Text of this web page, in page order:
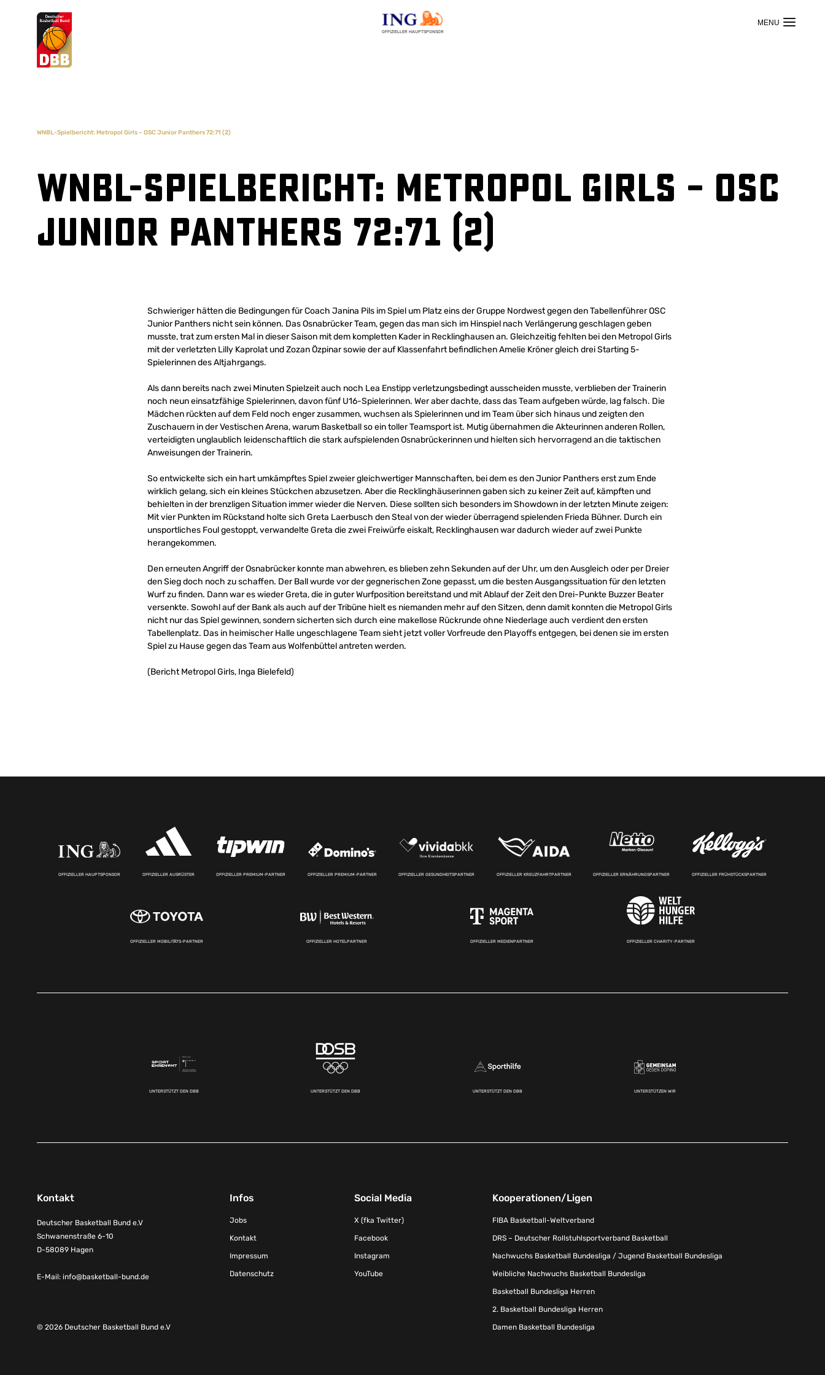
OFFIZIELLER HAUPTSPONSOR
Suchvorschläge
WNBL-Spielbericht: Metropol Girls – OSC Junior Panthers 72:71 (2)
WNBL-Spielbericht: Metropol Girls – OSC
Junior Panthers 72:71 (2)
Schwieriger hätten die Bedingungen für Coach Janina Pils im Spiel um Platz eins der Gruppe Nordwest gegen den Tabellenführer OSC
Junior Panthers nicht sein können. Das Osnabrücker Team, gegen das man sich im Hinspiel nach Verlängerung geschlagen geben
musste, trat zum ersten Mal in dieser Saison mit dem kompletten Kader in Recklinghausen an. Gleichzeitig fehlten bei den Metropol Girls
mit der verletzten Lilly Kaprolat und Zozan Özpinar sowie der auf Klassenfahrt befindlichen Amelie Kröner gleich drei Starting 5-
Spielerinnen des Altjahrgangs.
Als dann bereits nach zwei Minuten Spielzeit auch noch Lea Enstipp verletzungsbedingt ausscheiden musste, verblieben der Trainerin
noch neun einsatzfähige Spielerinnen, davon fünf U16-Spielerinnen. Wer aber dachte, dass das Team aufgeben würde, lag falsch. Die
Mädchen rückten auf dem Feld noch enger zusammen, wuchsen als Spielerinnen und im Team über sich hinaus und zeigten den
Zuschauern in der Vestischen Arena, warum Basketball so ein toller Teamsport ist. Mutig übernahmen die Akteurinnen anderen Rollen,
verteidigten unglaublich leidenschaftlich die stark aufspielenden Osnabrückerinnen und hielten sich hervorragend an die taktischen
Anweisungen der Trainerin.
So entwickelte sich ein hart umkämpftes Spiel zweier gleichwertiger Mannschaften, bei dem es den Junior Panthers erst zum Ende
wirklich gelang, sich ein kleines Stückchen abzusetzen. Aber die Recklinghäuserinnen gaben sich zu keiner Zeit auf, kämpften und
behielten in der brenzligen Situation immer wieder die Nerven. Diese sollten sich besonders im Showdown in der letzten Minute zeigen:
Mit vier Punkten im Rückstand holte sich Greta Laerbusch den Steal von der wieder überragend spielenden Frieda Bühner. Durch ein
unsportliches Foul gestoppt, verwandelte Greta die zwei Freiwürfe eiskalt, Recklinghausen war dadurch wieder auf zwei Punkte
herangekommen.
Den erneuten Angriff der Osnabrücker konnte man abwehren, es blieben zehn Sekunden auf der Uhr, um den Ausgleich oder per Dreier
den Sieg doch noch zu schaffen. Der Ball wurde vor der gegnerischen Zone gepasst, um die besten Ausgangssituation für den letzten
Wurf zu finden. Dann war es wieder Greta, die in guter Wurfposition bereitstand und mit Ablauf der Zeit den Drei-Punkte Buzzer Beater
versenkte. Sowohl auf der Bank als auch auf der Tribüne hielt es niemanden mehr auf den Sitzen, denn damit konnten die Metropol Girls
nicht nur das Spiel gewinnen, sondern sicherten sich durch eine makellose Rückrunde ohne Niederlage auch verdient den ersten
Tabellenplatz. Das in heimischer Halle ungeschlagene Team sieht jetzt voller Vorfreude den Playoffs entgegen, bei denen sie im ersten
Spiel zu Hause gegen das Team aus Wolfenbüttel antreten werden.
(Bericht Metropol Girls, Inga Bielefeld)
OFFIZIELLER HAUPTSPONSOR OFFIZIELLER AUSRÜSTER OFFIZIELLER PREMIUM-PARTNER OFFIZIELLER PREMIUM-PARTNER OFFIZIELLER GESUNDHEITSPARTNER OFFIZIELLER KREUZFAHRTPARTNER OFFIZIELLER ERNÄHRUNGSPARTNER OFFIZIELLER FRÜHSTÜCKSPARTNER
OFFIZIELLER MOBILITÄTS-PARTNER OFFIZIELLER HOTELPARTNER OFFIZIELLER MEDIENPARTNER OFFIZIELLER CHARITY-PARTNER
UNTERSTÜTZT DEN DBB UNTERSTÜTZT DEN DBB UNTERSTÜTZT DEN DBB UNTERSTÜTZEN WIR
Kontakt
Deutscher Basketball Bund e.V
Schwanenstraße 6-10
D-58089 Hagen
E-Mail: info@basketball-bund.de
Infos
Jobs
Kontakt
Impressum
Datenschutz
Social Media
X (fka Twitter)
Facebook
Instagram
YouTube
Kooperationen/Ligen
FIBA Basketball-Weltverband
DRS – Deutscher Rollstuhlsportverband Basketball
Nachwuchs Basketball Bundesliga / Jugend Basketball Bundesliga
Weibliche Nachwuchs Basketball Bundesliga
Basketball Bundesliga Herren
2. Basketball Bundesliga Herren
Damen Basketball Bundesliga
© 2026 Deutscher Basketball Bund e.V